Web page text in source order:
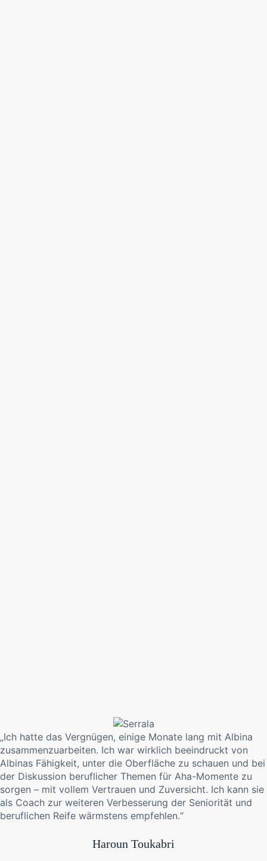
„Ich hatte das Vergnügen, einige Monate lang mit Albina
zusammenzuarbeiten. Ich war wirklich beeindruckt von
Albinas Fähigkeit, unter die Oberfläche zu schauen und bei
der Diskussion beruflicher Themen für Aha-Momente zu
sorgen – mit vollem Vertrauen und Zuversicht. Ich kann sie
als Coach zur weiteren Verbesserung der Seniorität und
beruflichen Reife wärmstens empfehlen.“
Haroun Toukabri